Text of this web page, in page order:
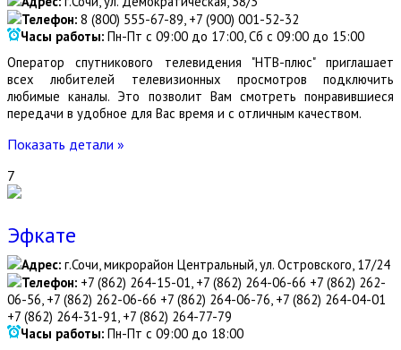
Телефон: 8 (800) 555-67-89, +7 (900) 001-52-32
Часы работы: Пн-Пт с 09:00 до 17:00, Сб с 09:00 до 15:00
Оператор спутникового телевидения "НТВ-плюс" приглашает
всех любителей телевизионных просмотров подключить
любимые каналы. Это позволит Вам смотреть понравившиеся
передачи в удобное для Вас время и с отличным качеством.
Показать детали »
7
Эфкате
Адрес: г.Сочи, микрорайон Центральный, ул. Островского, 17/24
Телефон: +7 (862) 264-15-01, +7 (862) 264-06-66 +7 (862) 262-
06-56, +7 (862) 262-06-66 +7 (862) 264-06-76, +7 (862) 264-04-01
+7 (862) 264-31-91, +7 (862) 264-77-79
Часы работы: Пн-Пт с 09:00 до 18:00